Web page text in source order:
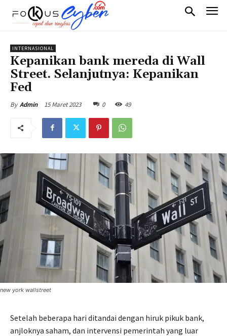
INTERNASIONAL
Kepanikan bank mereda di Wall
Street. Selanjutnya: Kepanikan
Fed
By Admin 15 Maret 2023 0 49
new york wallstreet
Setelah beberapa hari ditandai dengan hiruk pikuk bank,
anjloknya saham, dan intervensi pemerintah yang luar